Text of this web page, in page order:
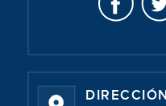
DIRECCIÓN